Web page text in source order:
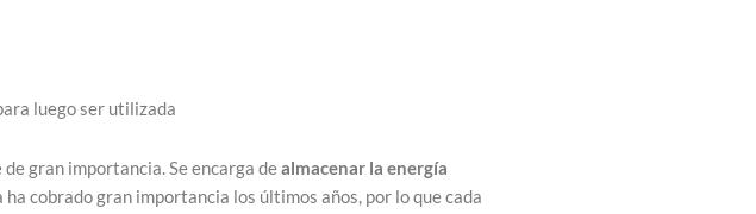
luego ser utilizada
gran importancia. Se encarga dealmacenar la energía
cobrado gran importancia los últimos años, por lo que cada